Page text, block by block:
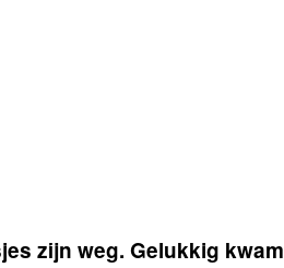
zijn weg. Gelukkig